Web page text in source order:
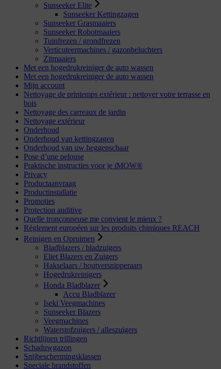
Sunseeker Elite
Sunseeker Kettingzagen
Sunseeker Grasmaaiers
Sunseeker Robotmaaiers
Tuinfrezen / grondfrezen
Verticuteermachines / gazonbeluchters
Zitmaaiers
Met een hogedrukreiniger de auto wassen
Met een hogedrukreiniger de auto wassen
Mijn account
Nettoyage de printemps extérieur : nettoyer votre terrasse en
bois
Nettoyage des carreaux de jardin
Nettoyage extérieur
Onderhoud
Onderhoud van kettingzagen
Onderhoud van uw heggenschaar
Pose d’une pelouse
Praktische instructies voor je iMOW®
Privacy
Productaanvraag
Productinstallatie
Promoties
Protection auditive
Quelle tronçonneuse me convient le mieux ?
Règlement européen sur les produits chimiques REACH
Reinigen en Opruimen
Bladblazers / bladzuigers
Eliet Blazers en Zuigers
Hakselaars / houtversnipperaars
Hogedrukreinigers
Honda Bladblazer
Accu Bladblazer
Iseki Veegmachines
Sunseeker Blazers
Veegmachines
Waterstofzuigers / alleszuigers
Richtlijnen trillingen
Schaduwgazon
Snijbeschermingsklassen
Speciale brandstoffen